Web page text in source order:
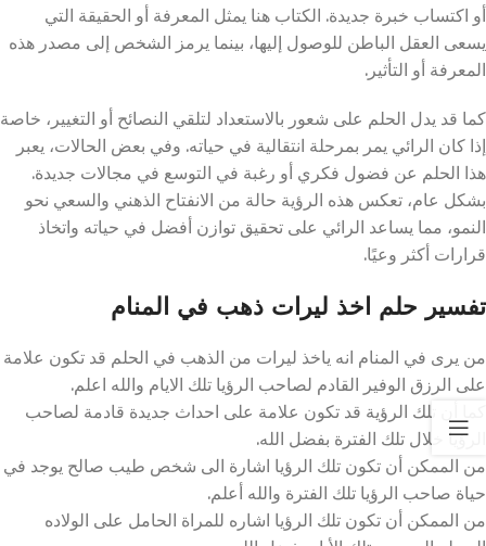
أو اكتساب خبرة جديدة. الكتاب هنا يمثل المعرفة أو الحقيقة التي
يسعى العقل الباطن للوصول إليها، بينما يرمز الشخص إلى مصدر هذه
المعرفة أو التأثير.
كما قد يدل الحلم على شعور بالاستعداد لتلقي النصائح أو التغيير، خاصة
إذا كان الرائي يمر بمرحلة انتقالية في حياته. وفي بعض الحالات، يعبر
هذا الحلم عن فضول فكري أو رغبة في التوسع في مجالات جديدة.
بشكل عام، تعكس هذه الرؤية حالة من الانفتاح الذهني والسعي نحو
النمو، مما يساعد الرائي على تحقيق توازن أفضل في حياته واتخاذ
قرارات أكثر وعيًا.
تفسير حلم اخذ ليرات ذهب في المنام
من يرى في المنام انه ياخذ ليرات من الذهب في الحلم قد تكون علامة
على الرزق الوفير القادم لصاحب الرؤيا تلك الايام والله اعلم.
كما أن تلك الرؤية قد تكون علامة على احداث جديدة قادمة لصاحب
الرؤيا خلال تلك الفترة بفضل الله.
من الممكن أن تكون تلك الرؤيا اشارة الى شخص طيب صالح يوجد في
حياة صاحب الرؤيا تلك الفترة والله أعلم.
من الممكن أن تكون تلك الرؤيا اشاره للمراة الحامل على الولاده